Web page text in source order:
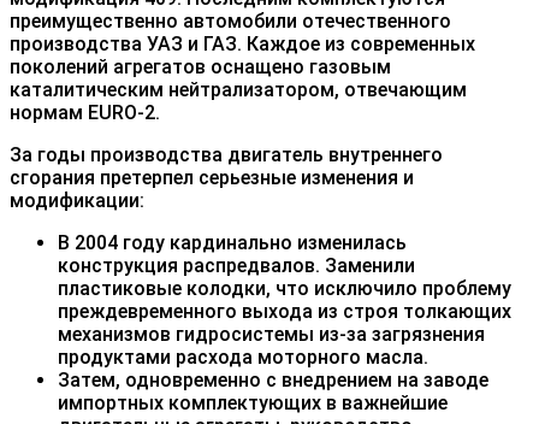
преимущественно автомобили отечественного
производства УАЗ и ГАЗ. Каждое из современных
поколений агрегатов оснащено газовым
каталитическим нейтрализатором, отвечающим
нормам EURO-2.
За годы производства двигатель внутреннего
сгорания претерпел серьезные изменения и
модификации:
В 2004 году кардинально изменилась
конструкция распредвалов. Заменили
пластиковые колодки, что исключило проблему
преждевременного выхода из строя толкающих
механизмов гидросистемы из-за загрязнения
продуктами расхода моторного масла.
Затем, одновременно с внедрением на заводе
импортных комплектующих в важнейшие